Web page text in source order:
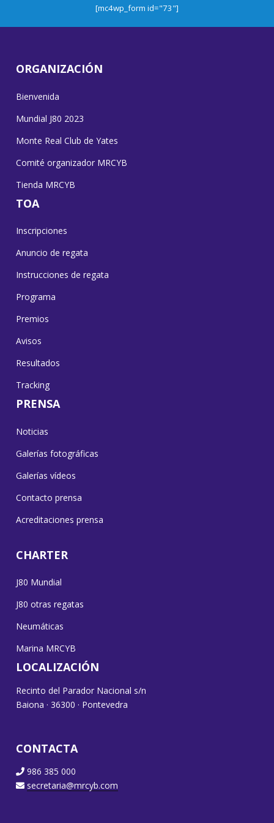
[mc4wp_form id="73"]
ORGANIZACIÓN
Bienvenida
Mundial J80 2023
Monte Real Club de Yates
Comité organizador MRCYB
Tienda MRCYB
TOA
Inscripciones
Anuncio de regata
Instrucciones de regata
Programa
Premios
Avisos
Resultados
Tracking
PRENSA
Noticias
Galerías fotográficas
Galerías vídeos
Contacto prensa
Acreditaciones prensa
CHARTER
J80 Mundial
J80 otras regatas
Neumáticas
Marina MRCYB
LOCALIZACIÓN
Recinto del Parador Nacional s/n
Baiona · 36300 · Pontevedra
CONTACTA
986 385 000
secretaria@mrcyb.com